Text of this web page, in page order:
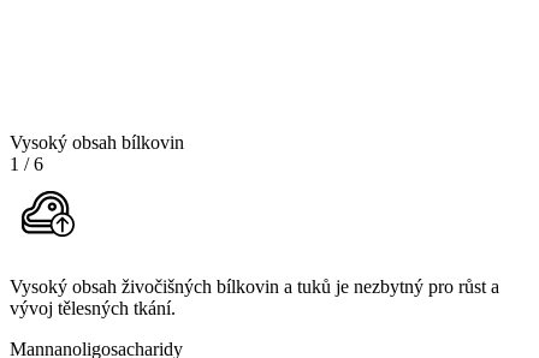
Vysoký obsah bílkovin
1 /6
Vysoký obsah živočišných bílkovin a tuků je nezbytný pro růst a
vývoj tělesných tkání.
Mannanoligosacharidy